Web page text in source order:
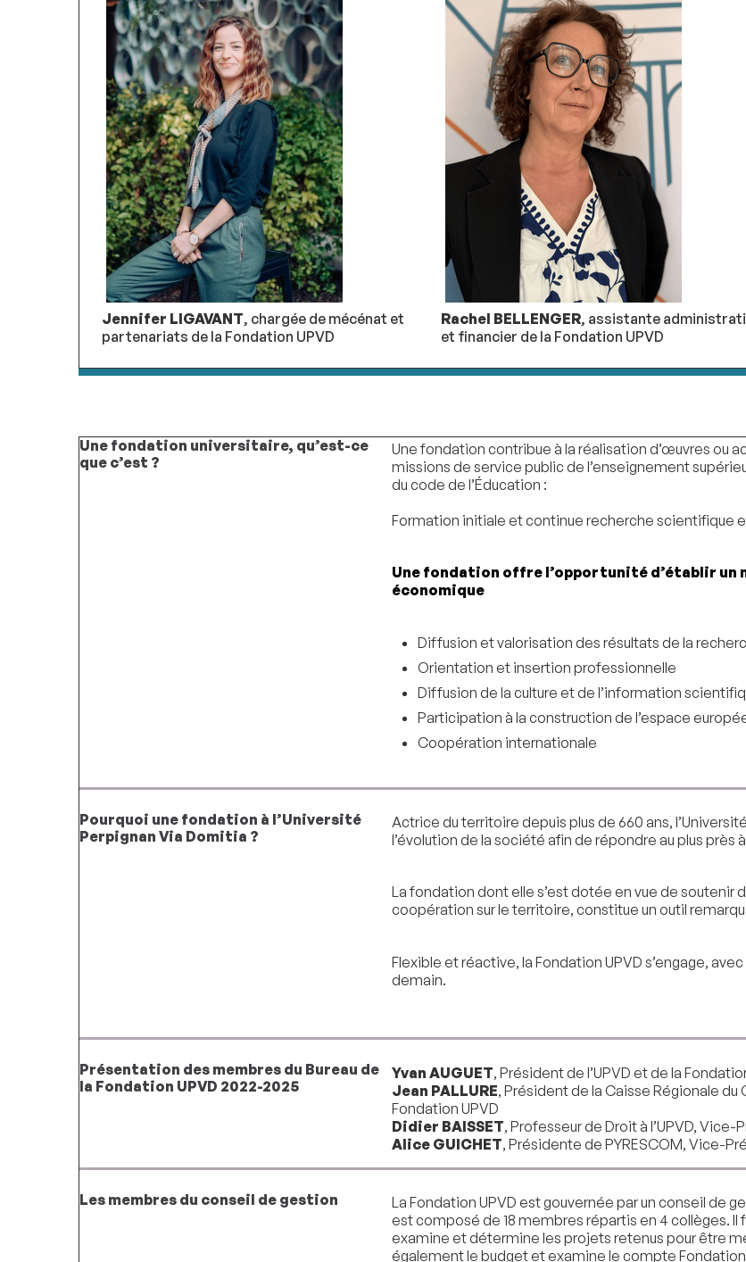
Jennifer LIGAVANT, chargée de mécénat et
partenariats de la Fondation UPVD
Rachel BELLENGER, assistante
et financier de la Fondation UPVD
Une fondation universitaire, qu’est-ce
que c’est ?
Une fondation contribue à la réalisation d’œuvres ou
missions de service public de l’enseignement
du code de l’Éducation :
Formation initiale et continue recherche scientifique
Une fondation offre l’opportunité d’établir un
économique
Diffusion et valorisation des résultats de la
Orientation et insertion professionnelle
Diffusion de la culture et de l’information
Participation à la construction de l’espace
Coopération internationale
Pourquoi une fondation à l’Université
Perpignan Via Domitia ?
Actrice du territoire depuis plus de 660 ans,
l’évolution de la société afin de répondre au plus près
La fondation dont elle s’est dotée en vue de soutenir
coopération sur le territoire, constitue un outil
Flexible et réactive, la Fondation UPVD s’engage,
demain.
Présentation des membres du Bureau de
la Fondation UPVD 2022-2025
Yvan AUGUET, Président de l’UPVD et de la
Jean PALLURE, Président de la Caisse Régionale
Fondation UPVD
Didier BAISSET, Professeur de Droit à l’UPVD,
Alice GUICHET, Présidente de PYRESCOM, Vice-
Les membres du conseil de gestion
La Fondation UPVD est gouvernée par un conseil de
est composé de 18 membres répartis en 4 collèges. Il
examine et détermine les projets retenus pour être
également le budget et examine le compte